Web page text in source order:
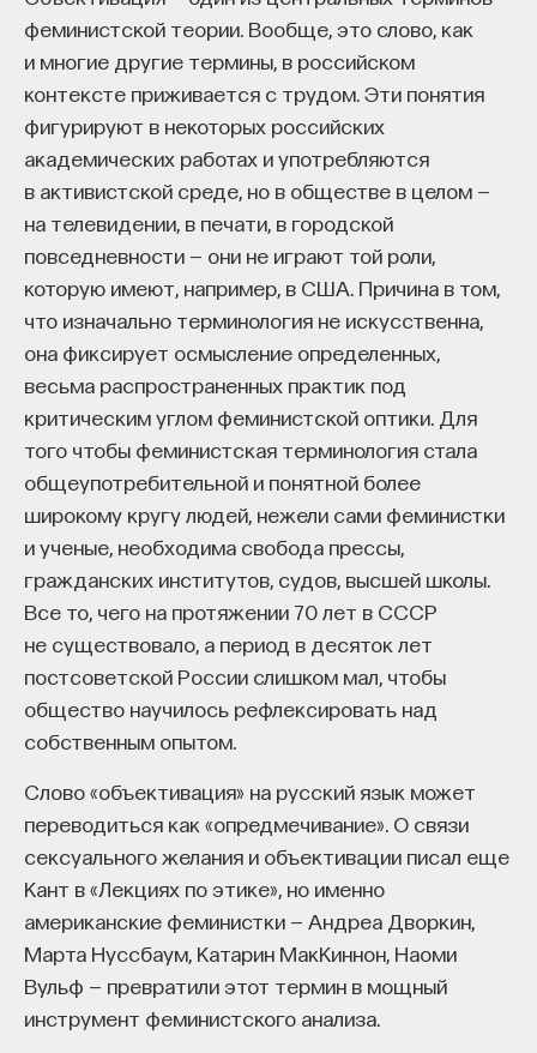
феминистской теории. Вообще, это слово, как
и многие другие термины, в российском
контексте приживается с трудом. Эти понятия
фигурируют в некоторых российских
академических работах и употребляются
в активистской среде, но в обществе в целом —
на телевидении, в печати, в городской
повседневности — они не играют той роли,
которую имеют, например, в США. Причина в том,
что изначально терминология не искусственна,
она фиксирует осмысление определенных,
весьма распространенных практик под
критическим углом феминистской оптики. Для
того чтобы феминистская терминология стала
общеупотребительной и понятной более
широкому кругу людей, нежели сами феминистки
и ученые, необходима свобода прессы,
гражданских институтов, судов, высшей школы.
Все то, чего на протяжении 70 лет в СССР
не существовало, а период в десяток лет
постсоветской России слишком мал, чтобы
общество научилось рефлексировать над
собственным опытом.
Слово «объективация» на русский язык может
переводиться как «опредмечивание». О связи
сексуального желания и объективации писал еще
Кант в «Лекциях по этике», но именно
американские феминистки — Андреа Дворкин,
Марта Нуссбаум, Катарин МакКиннон, Наоми
Вульф — превратили этот термин в мощный
инструмент феминистского анализа.
процессами? Как появляются зависимость,
утомление, состояние эйфории или азарта?
Каково воздействие на работу мозга гормонов,
иммунной системы?
Ответы на эти и другие вопросы можно найти,
на курс «Химия между нейронами:
вещества, которые управляют нами»
Пройдя этот курс, вы научитесь:
— Разбираться в биохимических процессах
мозга
— Понимать причины нейро- и психопатологий
— Осознавать связь своего поведения
и эмоций с активностью нейромедиаторов
мозга
Автор курса:Вячеслав Дубынин— доктор
биологических наук, профессор кафедры
физиологии человека и животных биологического
3/10/2025
НАПИСАТЬ НАМ
НАД МАТЕРИАЛОМ РАБОТАЛИ